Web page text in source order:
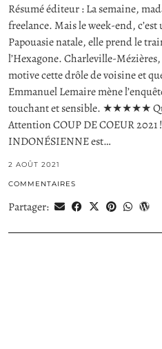
Résumé éditeur : La semaine,
freelance. Mais le week-end,
Papouasie natale, elle prend le
l’Hexagone. Charleville-
motive cette drôle de voisine et
Emmanuel Lemaire mène
touchant et sensible. ★★★★★
Attention COUP DE COEUR
INDONÉSIENNE est…
2 AOÛT 2021
COMMENTAIRES
Partager: